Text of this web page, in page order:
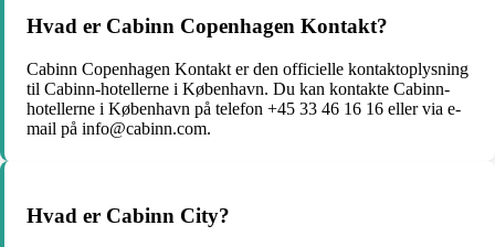
Hvad er Cabinn Copenhagen Kontakt?
Cabinn Copenhagen Kontakt er den officielle kontaktoplysning
til Cabinn-hotellerne i København. Du kan kontakte Cabinn-
hotellerne i København på telefon +45 33 46 16 16 eller via e-
mail på info@cabinn.com.
Hvad er Cabinn City?